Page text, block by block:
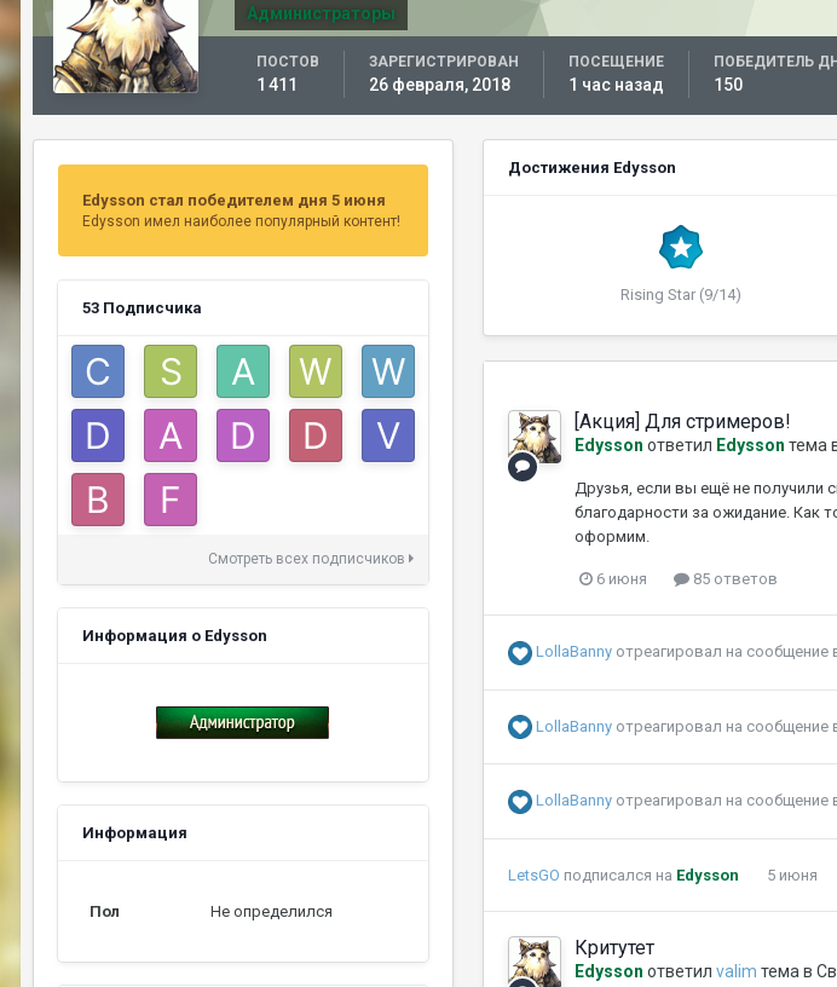
Администраторы
ПОСТОВ
1 411
ЗАРЕГИСТРИРОВАН
26 февраля, 2018
ПОСЕЩЕНИЕ
1 час назад
ПОБЕДИТЕЛЬ
150
Edysson стал победителем дня 5 июня
Edysson имел наиболее популярный контент!
53 Подписчика
Смотреть всех подписчиков
Информация о Edysson
Информация
Пол Не определился
Достижения Edysson
Rising Star (9/14)
[Акция] Для стримеров!
Edysson ответил Edysson тема
Друзья, если вы ещё не получили
благодарности за ожидание. Как
оформим.
6 июня 85 ответов
LollaBanny отреагировал на сообщение
LollaBanny отреагировал на сообщение
LollaBanny отреагировал на сообщение
LetsGO подписался на Edysson 5 июня
Критутет
Edysson ответил valim тема в